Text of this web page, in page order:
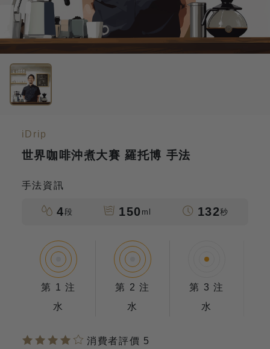
iDrip
世界咖啡沖煮大賽 羅托博 手法
手法資訊
4段 150 ml 132秒
第 1 注
水
第 2 注
水
第 3 注
水
消費者評價 5